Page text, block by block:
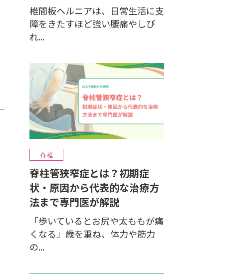
椎間板ヘルニアは、日常生活に支
障をきたすほど強い腰痛やしび
れ...
脊椎
脊柱管狭窄症とは？初期症
状・原因から代表的な治療方
法まで専門医が解説
「歩いているとお尻や太ももが痛
くなる」歳を重ね、体力や筋力
の...